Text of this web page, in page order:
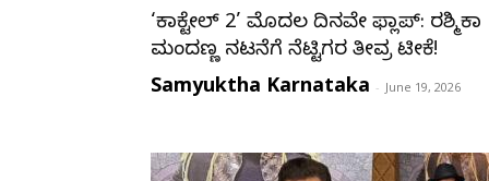
‘ಕಾಕ್ಟೇಲ್ 2’ ಮೊದಲ ದಿನವೇ ಫ್ಲಾಪ್: ರಶ್ಮಿಕಾ
ಮಂದಣ್ಣ ನಟನೆಗೆ ನೆಟ್ಟಿಗರ ತೀವ್ರ ಟೀಕೆ!
Samyuktha Karnataka - June 19, 2026